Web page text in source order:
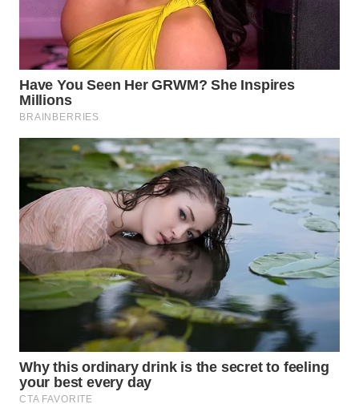
WN
INDRAMAYU
WN
KUNINGAN
WN
MAJALENGKA
WN
SUBANG
SUKABUMI
PURWAKARTA
WN
PRIANGAN